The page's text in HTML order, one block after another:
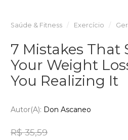
Saúde & Fitness Exercício
7 Mistakes That
Your Weight
You Realizing It
Autor(a): Don Ascaneo
R$ 35,59